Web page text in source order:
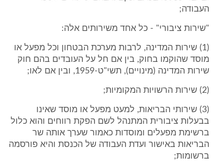
העבודה;
"שירות ציבורי" - כל אחד משירותים אלה:
(1) שירות המדינה, לרבות מערכת הבטחון וכל מפעל או
מוסד שהוקמו בחוק, בין אם חל על העובדים בהם חוק
שירות המדינה (מינויים), תשי"ט-1959, ובין אם לאו;
(2) שירות הרשויות המקומיות;
(3) שירותי הבריאות, למעט מפעל או מוסד שאינו
בבעלות ציבורית המתנהל לשם הפקת רווחים והוא כלול
ברשימת מפעלים ומוסדות כאמור שערך אותה שר
הבריאות באישור ועדת העבודה של הכנסת והיא פורסמה
ברשומות;